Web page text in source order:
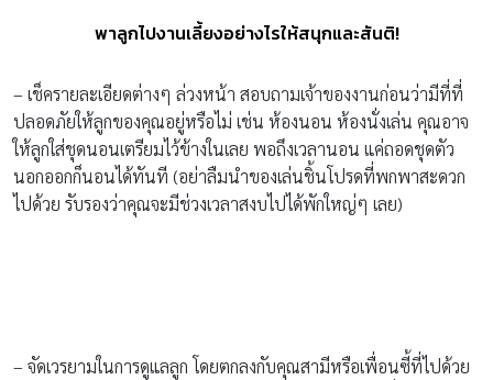
พาลูกไปงานเลี้ยงอย่างไรให้สนุกและสันติ!
– เช็ครายละเอียดต่างๆ ล่วงหน้า สอบถามเจ้าของงานก่อนว่ามีที่ที่
ปลอดภัยให้ลูกของคุณอยู่หรือไม่ เช่น ห้องนอน ห้องนั่งเล่น คุณอาจ
ให้ลูกใส่ชุดนอนเตรียมไว้ข้างในเลย พอถึงเวลานอน แค่ถอดชุดตัว
นอกออกก็นอนได้ทันที (อย่าลืมนำของเล่นชิ้นโปรดที่พกพาสะดวก
ไปด้วย รับรองว่าคุณจะมีช่วงเวลาสงบไปได้พักใหญ่ๆ เลย)
– จัดเวรยามในการดูแลลูก โดยตกลงกับคุณสามีหรือเพื่อนซี้ที่ไปด้วย